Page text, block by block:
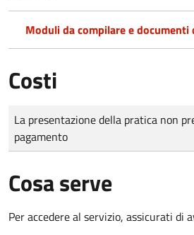
Moduli da compilare e documenti
Costi
Tipo di pagamento
Importo
La presentazione della pratica non
pagamento
Cosa serve
Per accedere al servizio, assicurati di